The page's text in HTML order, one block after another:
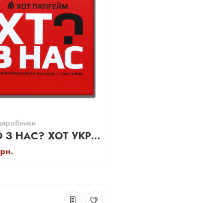
ХТО З НАС? ХОТ УКР (Как потерять друзей)